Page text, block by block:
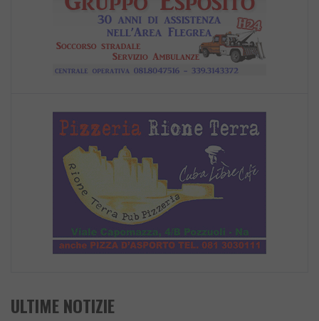
ULTIME NOTIZIE